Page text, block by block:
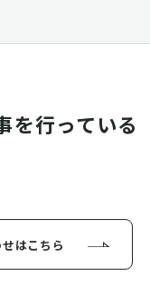
を行っている
はこちら